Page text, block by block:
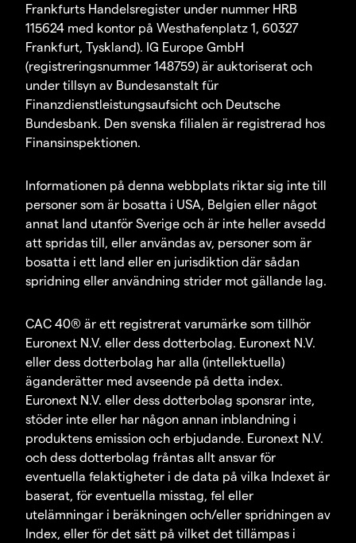
Frankfurts Handelsregister under nummer HRB
115624 med kontor på Westhafenplatz 1, 60327
Frankfurt, Tyskland). IG Europe GmbH
(registreringsnummer 148759) är auktoriserat och
under tillsyn av Bundesanstalt für
Finanzdienstleistungsaufsicht och Deutsche
Bundesbank. Den svenska filialen är registrerad hos
Finansinspektionen.
Informationen på denna webbplats riktar sig inte till
personer som är bosatta i USA, Belgien eller något
annat land utanför Sverige och är inte heller avsedd
att spridas till, eller användas av, personer som är
bosatta i ett land eller en jurisdiktion där sådan
spridning eller användning strider mot gällande lag.
CAC 40® är ett registrerat varumärke som tillhör
Euronext N.V. eller dess dotterbolag. Euronext N.V.
eller dess dotterbolag har alla (intellektuella)
äganderätter med avseende på detta index.
Euronext N.V. eller dess dotterbolag sponsrar inte,
stöder inte eller har någon annan inblandning i
produktens emission och erbjudande. Euronext N.V.
och dess dotterbolag fråntas allt ansvar för
eventuella felaktigheter i de data på vilka Indexet är
baserat, för eventuella misstag, fel eller
utelämningar i beräkningen och/eller spridningen av
Index, eller för det sätt på vilket det tillämpas i